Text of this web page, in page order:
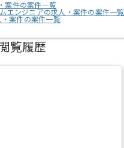
案件の案件一覧
エンジニアの求人・案件の案件一覧
案件の案件一覧
覧履歴